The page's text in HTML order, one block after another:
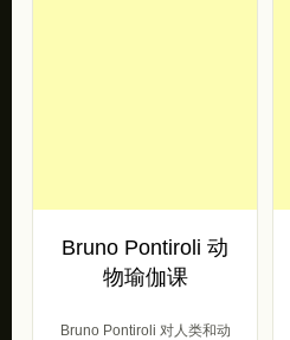
Bruno Pontiroli 动
物瑜伽课
Bruno Pontiroli 对人类和动